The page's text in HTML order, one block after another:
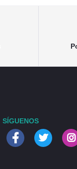
SÍGUENOS